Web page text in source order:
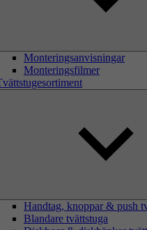
Monteringsanvisningar
Monteringsfilmer
Handtag, knoppar & push
Blandare tvättstuga